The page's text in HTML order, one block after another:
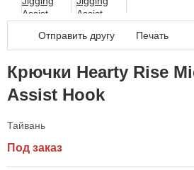
Отправить другу
Печать
Крючки Hearty Rise
Assist Hook
Тайвань
Под заказ